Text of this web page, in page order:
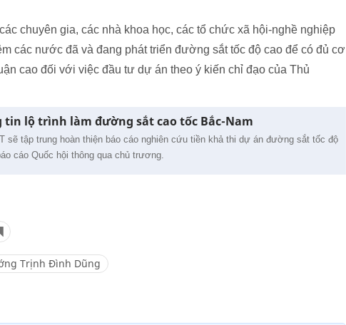
chuyên gia, các nhà khoa học, các tổ chức xã hội-nghề nghiệp
các nước đã và đang phát triển đường sắt tốc độ cao để có đủ cơ
cao đối với việc đầu tư dự án theo ý kiến chỉ đạo của Thủ
tin lộ trình làm đường sắt cao tốc Bắc-Nam
sẽ tập trung hoàn thiện báo cáo nghiên cứu tiền khả thi dự án đường sắt tốc độ
cáo Quốc hội thông qua chủ trương.
Trịnh Đình Dũng